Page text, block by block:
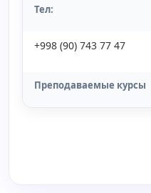
Тел:
+998 (90) 743 77 47
Преподаваемые курсы